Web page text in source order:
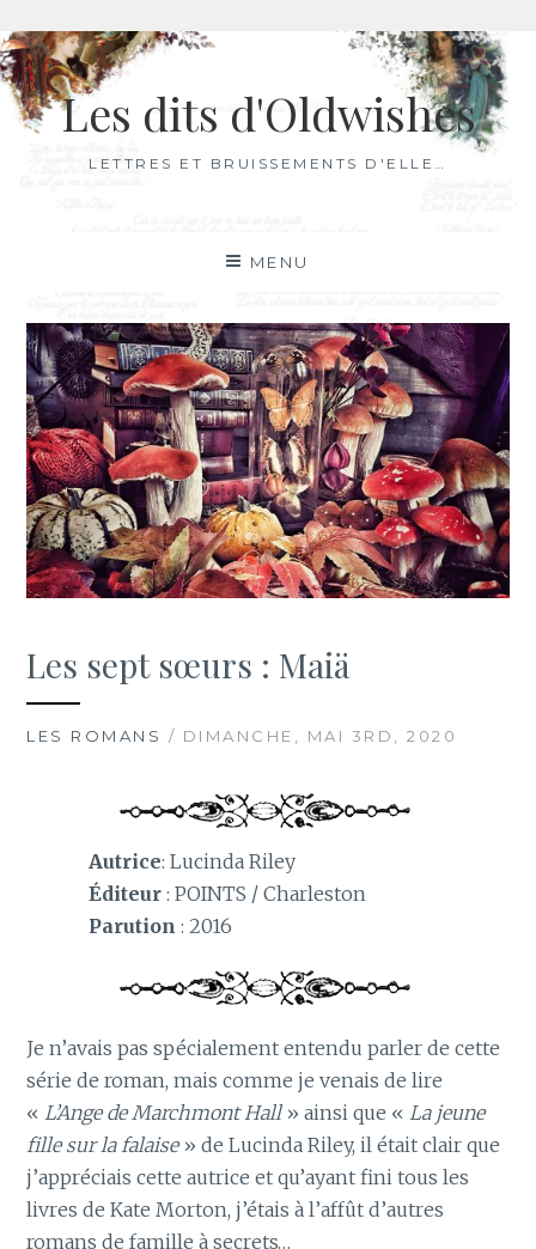
Aller
au
contenuLes dits d'Oldwishes
LETTRES ET BRUISSEMENTS D'ELLE…
MENU
Les sept sœurs : Maiä
LES ROMANS / DIMANCHE, MAI 3RD, 2020
Autrice: Lucinda Riley
Éditeur : POINTS / Charleston
Parution : 2016
Je n’avais pas spécialement entendu parler de cette
série de roman, mais comme je venais de lire
«L’Ange de Marchmont Hall» ainsi que « La jeune
fille sur la falaise» de Lucinda Riley, il était clair que
j’appréciais cette autrice et qu’ayant fini tous les
livres de Kate Morton, j’étais à l’affût d’autres
romans de famille à secrets…